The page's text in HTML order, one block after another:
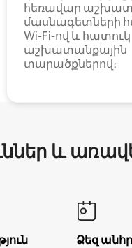
հեռավար
մասնագետների
Wi-Fi-ով և հատուկ
աշխատանքային
տարածքներով։
և
Ձեզ